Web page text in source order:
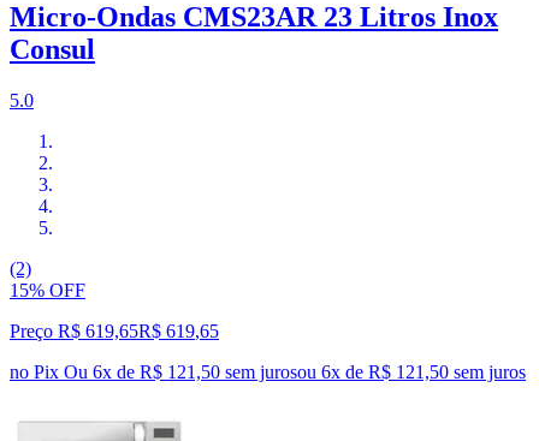
Micro-Ondas CMS23AR 23 Litros Inox
Consul
5.0
(2)
15% OFF
Preço R$ 619,65R$ 619,65
no Pix Ou 6x de R$ 121,50 sem jurosou 6x de R$ 121,50 sem juros